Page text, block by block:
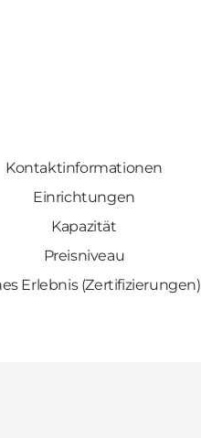
Kontaktinformationen
Einrichtungen
Kapazität
Preisniveau
Erlebnis (Zertifizierungen)